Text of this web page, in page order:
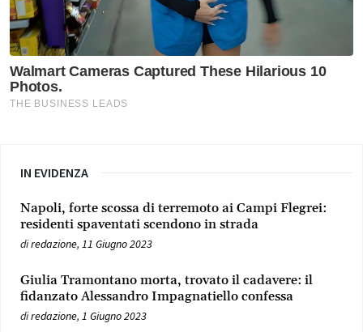
IN EVIDENZA
Napoli, forte scossa di terremoto ai Campi Flegrei:
residenti spaventati scendono in strada
diredazione, 11 Giugno 2023
Giulia Tramontano morta, trovato il cadavere: il
fidanzato Alessandro Impagnatiello confessa
diredazione, 1 Giugno 2023